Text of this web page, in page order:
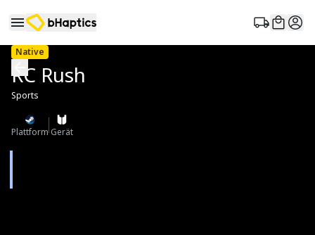
Native
RC Rush
Sports
Plattform Gerät